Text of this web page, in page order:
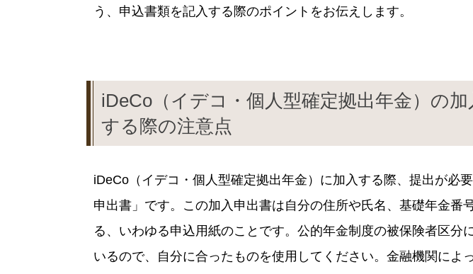
う、申込書類を記入する際のポイントをお伝えします。
iDeCo（イデコ・個人型確定拠出年金）の加
する際の注意点
iDeCo（イデコ・個人型確定拠出年金）に加入する際、提出が必
申出書」です。この加入申出書は自分の住所や氏名、基礎年金番
る、いわゆる申込用紙のことです。公的年金制度の被保険者区分
いるので、自分に合ったものを使用してください。金融機関によ